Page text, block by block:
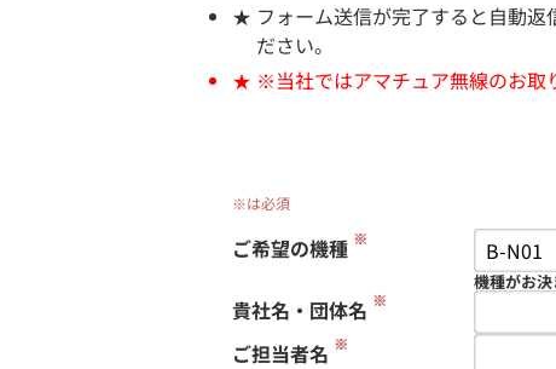
フォーム送信が完了すると自動
ださい。
※当社ではアマチュア無線のお取
※は必須
ご希望の機種 ※
機種がお
貴社名・団体名 ※
ご担当者名 ※